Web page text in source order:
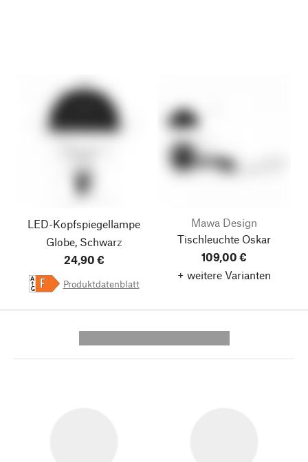
LED-Kopfspiegellampe
Globe, Schwarz
24,90 €
F
A
G Produktdatenblatt
Mawa Design
Tischleuchte Oskar
109,00 €
+ weitere Varianten